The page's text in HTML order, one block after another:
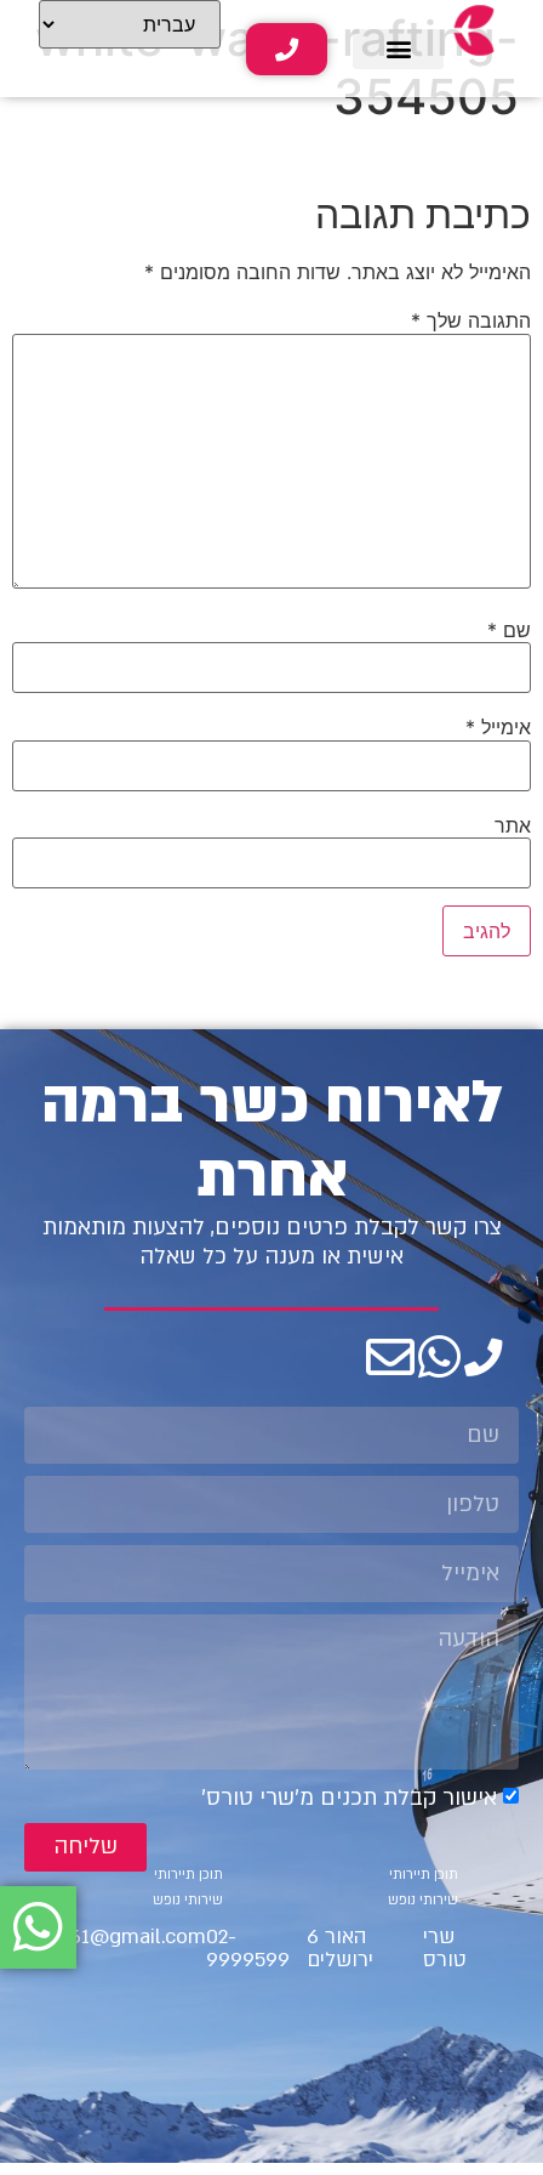
white-water-rafting-
354505
כתיבת תגובה
האימייל לא יוצג באתר. שדות החובה מסומנים *
התגובה שלך *
שם *
אימייל *
אתר
לאירוח כשר ברמה
אחרת
צרו קשר לקבלת פרטים נוספים, להצעות מותאמות
אישית או מענה על כל שאלה
אישור קבלת תכנים מ׳שרי טורס׳
שליחה
תוכן תיירותי
שירותי נופש
תוכן תיירותי
שירותי נופש
שרי
טורס
האור 6
ירושלים
02-
9999599
ct9561@gmail.com